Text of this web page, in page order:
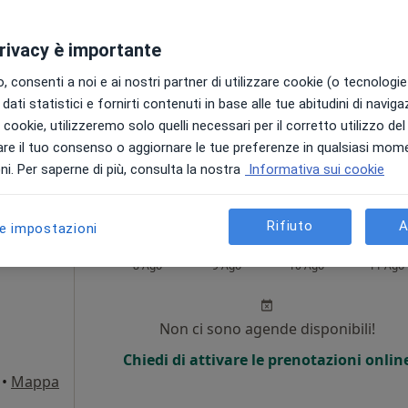
120 €
Non ci sono agende disponibili!
Chiedi di attivare le prenotazioni
• Mappa
8 Ago
Domani
9 Ago
Lun,
10 Ago
Mar,
11 Ago
Non ci sono agende disponibili!
Chiedi di attivare le prenotazioni
è importante
consenti a noi e ai nostri partner di utilizzare cookie (o
statistici e fornirti contenuti in base alle tue abitudini di
utilizzeremo solo quelli necessari per il corretto utilizzo
il tuo consenso o aggiornare le tue preferenze in qualsiasi
Per saperne di più, consulta la nostra Informativa sui cookie
impostazioni Rifiuto